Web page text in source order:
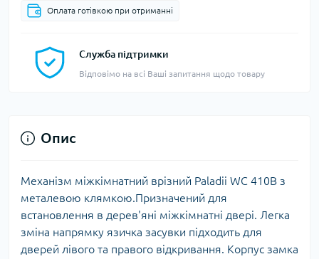
Оплата готівкою при отриманні
Служба підтримки
Відповімо на всі Ваші запитання щодо товару
Опис
Механізм міжкімнатний врізний Paladii WC 410B з
металевою клямкою.Призначений для
встановлення в дерев'яні міжкімнатні двері. Легка
зміна напрямку язичка засувки підходить для
дверей лівого та правого відкривання. Корпус замка